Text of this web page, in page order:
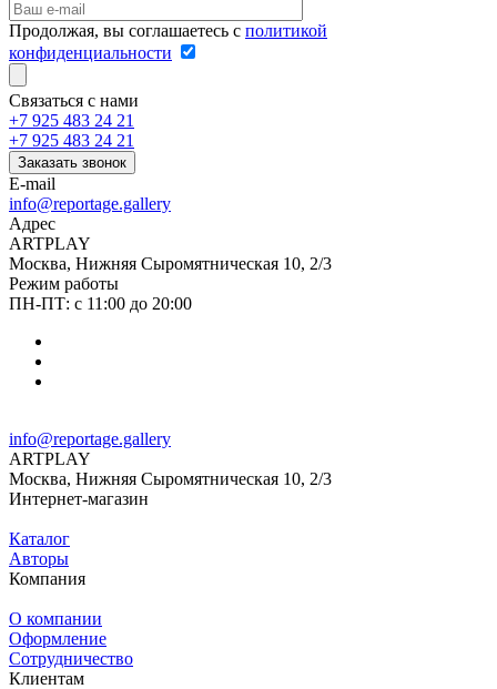
Продолжая, вы соглашаетесь с политикой
конфиденциальности
Связаться с нами
+7 925 483 24 21
+7 925 483 24 21
Заказать звонок
E-mail
info@reportage.gallery
Адрес
ARTPLAY
Москва, Нижняя Сыромятническая 10, 2/3
Режим работы
ПН-ПТ: с 11:00 до 20:00
info@reportage.gallery
ARTPLAY
Москва, Нижняя Сыромятническая 10, 2/3
Интернет-магазин
Каталог
Авторы
Компания
О компании
Оформление
Сотрудничество
Клиентам